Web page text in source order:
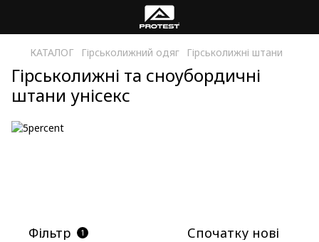
КАТАЛОГ Гірськолижний одяг Гірськолижні штани
Гірськолижні та сноубордичні
штани унісекс
Фільтр 1 Спочатку нові